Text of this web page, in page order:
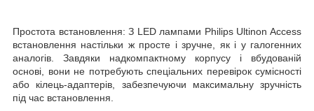
Простота встановлення: З LED лампами Philips Ultinon Access
встановлення настільки ж просте і зручне, як і у галогенних
аналогів. Завдяки надкомпактному корпусу і вбудованій
основі, вони не потребують спеціальних перевірок сумісності
або кілець-адаптерів, забезпечуючи максимальну зручність
під час встановлення.